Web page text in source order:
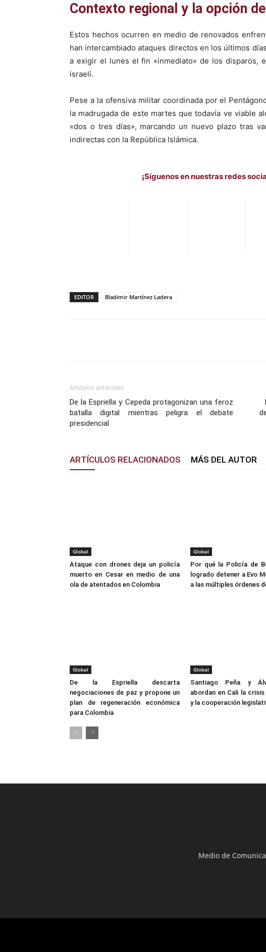
Contexto regional y la opción
Estos hechos ocurren en medio de renovados
han intercambiado ataques directos en los últimos
a exigir el lunes el fin «inmediato» de los disparos,
israelí.
Pese a la ofensiva militar coordinada por el
la madrugada de este martes que todavía ve viable
«dos o tres días», marcando un nuevo plazo tras
indirectas con la República Islámica.
¡Síguenos en nuestras redes
EDITOR Bladimir Martínez Ladera
Artículos anteriores
De la Espriella y Cepeda protagonizan una feroz
batalla digital mientras peligra el debate
presidencial
ARTÍCULOS RELACIONADOS MÁS DEL AUTOR
Global
Ataque con drones deja un policía
muerto en Cesar en medio de una
ola de atentados en Colombia
Global
Por qué la Policía de
logrado detener a Evo
a las múltiples órdenes
Global
De la Espriella descarta
negociaciones de paz y propone un
plan de regeneración económica
para Colombia
Global
Santiago Peña y
abordan en Cali la crisis
y la cooperación
Medio de